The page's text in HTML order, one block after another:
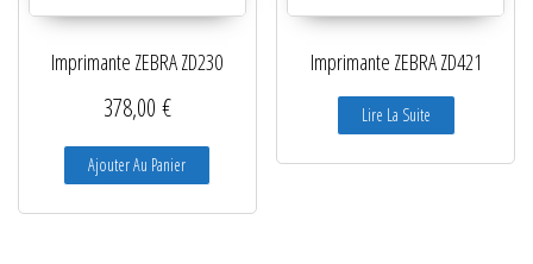
Imprimante ZEBRA ZD230
378,00 €
Ajouter Au Panier
Imprimante ZEBRA ZD421
Lire La Suite